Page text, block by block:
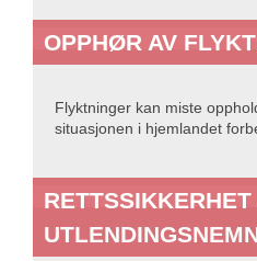
OPPHØR AV
Flyktninger kan miste
situasjonen i hjemlandet
RETTSSIKKERHET